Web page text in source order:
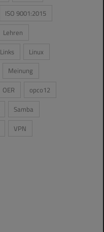
ISO 9001:2015
Lehren
Links
Linux
Meinung
OER
opco12
Samba
VPN